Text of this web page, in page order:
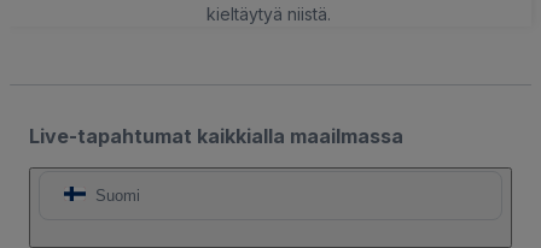
kieltäytyä niistä.
Live-tapahtumat kaikkialla maailmassa
Suomi